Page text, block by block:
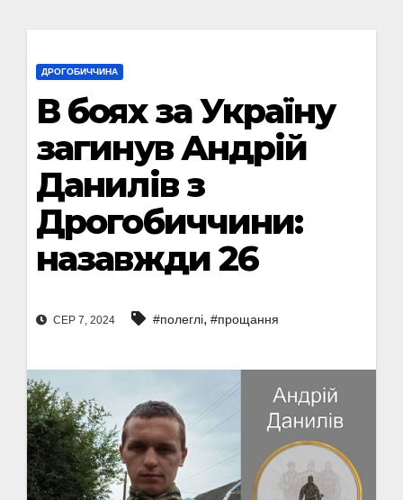
ДРОГОБИЧЧИНА
В боях за Україну
загинув Андрій
Данилів з
Дрогобиччини:
назавжди 26
СЕР 7, 2024 #полеглі, #прощання